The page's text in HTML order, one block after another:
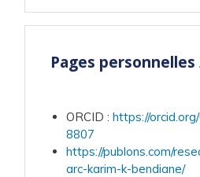
Pages
ORCID:https://
8807
https://publons.com/
arc-karim-k-bendiane/